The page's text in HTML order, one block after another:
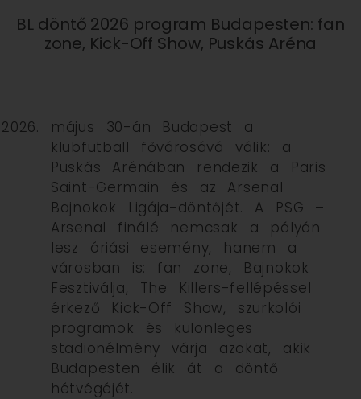
BL döntő 2026 program Budapesten: fan
zone, Kick-Off Show, Puskás Aréna
május 30-án Budapest a
klubfutball fővárosává válik: a
Puskás Arénában rendezik a Paris
Saint-Germain és az Arsenal
Bajnokok Ligája-döntőjét. A PSG –
Arsenal finálé nemcsak a pályán
lesz óriási esemény, hanem a
városban is: fan zone, Bajnokok
Fesztiválja, The Killers-fellépéssel
érkező Kick-Off Show, szurkolói
programok és különleges
stadionélmény várja azokat, akik
Budapesten élik át a döntő
hétvégéjét.